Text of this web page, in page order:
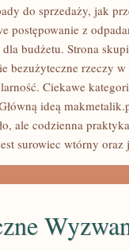
do sprzedaży, jak
postępowanie z
budżetu. Strona
bezużyteczne rzeczy
Ciekawe
ideą
ale codzienna
surowiec wtórny oraz